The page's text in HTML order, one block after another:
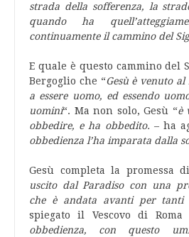
strada della sofferenza, la
quando ha
continuamente il cammino del
E quale è questo cammino del
Bergoglio che “Gesù è venuto
a essere uomo, ed essendo
uomini“. Ma non solo, Gesù “è
obbedire, e ha obbedito. – ha
obbedienza l’ha imparata dalla
Gesù completa la promessa
uscito dal Paradiso con una
che è andata avanti per tanti
spiegato il Vescovo di Roma
obbedienza, con questo